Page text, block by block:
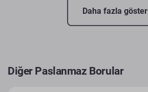
Daha fazla göster
Diğer Paslanmaz Borular